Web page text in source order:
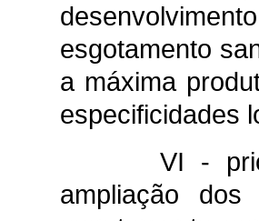
esgotamento
a máxima
especificidades
VI -
ampliação